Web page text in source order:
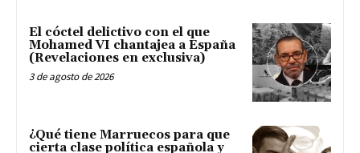
El cóctel delictivo con el que
Mohamed VI chantajea a España
(Revelaciones en exclusiva)
3 de agosto de 2026
¿Qué tiene Marruecos para que
cierta clase política española y